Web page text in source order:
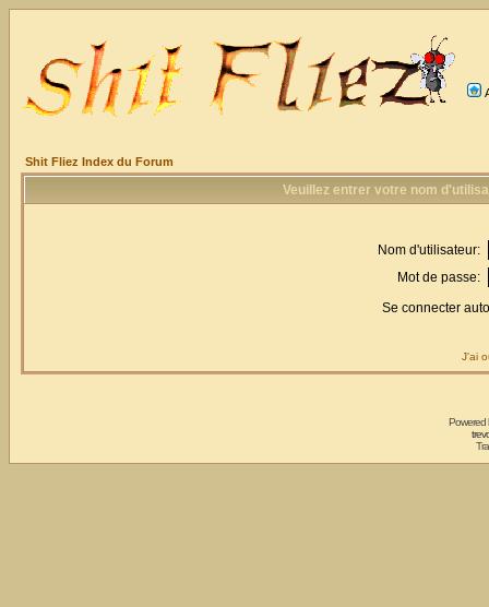
Shit Fliez Index du Forum
Veuillez entrer votre nom
Nom d'utilisateur:
Mot de passe:
Se connecter
J'ai
Powered